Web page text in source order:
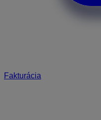
Fakturácia